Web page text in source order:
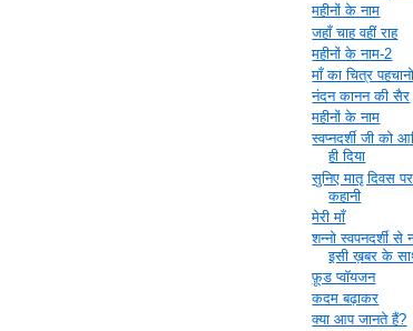
महीनों के नाम
जहाँ चाह वहीं राह
महीनों के नाम-2
माँ का चित्र पहचानो
नंदन कानन की सैर
महीनों के नाम
स्वप्नदर्शी जी को
ही दिया
सुनिए मातृ दिवस
कहानी
मेरी माँ
शन्नो स्वपनदर्शी से
इसी ख़बर के
फ़ूड प्वॉयजन
कदम बढ़ाकर
क्या आप जानते हैं?